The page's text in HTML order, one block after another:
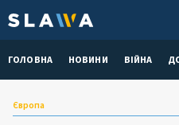
ГОЛОВНА НОВИНИ ВІЙНА
Європа